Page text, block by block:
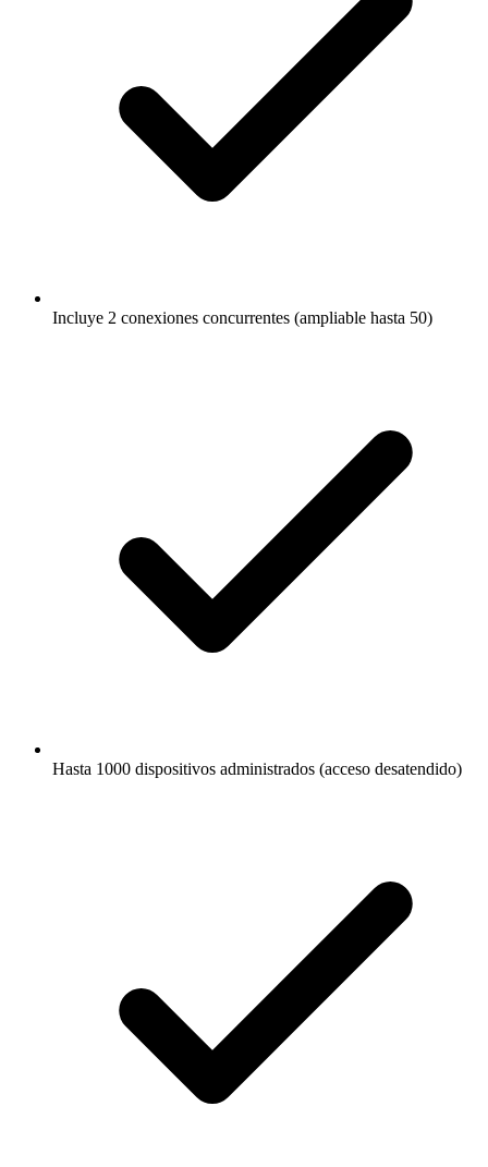
Incluye 2 conexiones concurrentes (ampliable hasta 50)
Hasta 1000 dispositivos administrados (acceso desatendido)